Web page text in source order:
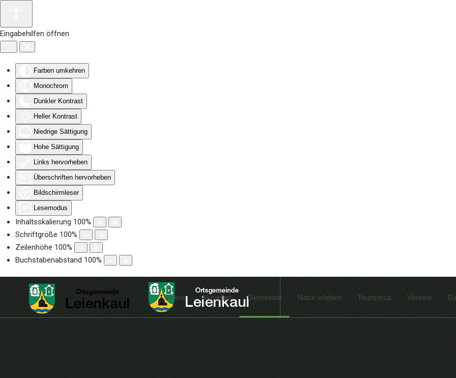
Eingabehilfen öffnen
Farben umkehren
Monochrom
Dunkler Kontrast
Heller Kontrast
Niedrige Sättigung
Hohe Sättigung
Links hervorheben
Überschriften hervorheben
Bildschirmleser
Lesemodus
Inhaltsskalierung 100%
Schriftgröße 100%
Zeilenhöhe 100%
Buchstabenabstand 100%
Home Aktuelles Gemeinde Natur erleben Tourismus Vereine